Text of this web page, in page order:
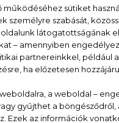
puha, meleg illata
be az aromás
egyes
ajándékozz